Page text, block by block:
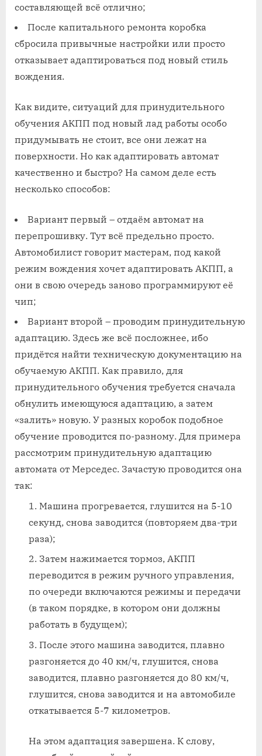
составляющей всё отлично;
После капитального ремонта коробка
сбросила привычные настройки или просто
отказывает адаптироваться под новый стиль
вождения.
Как видите, ситуаций для принудительного
обучения АКПП под новый лад работы особо
придумывать не стоит, все они лежат на
поверхности. Но как адаптировать автомат
качественно и быстро? На самом деле есть
несколько способов:
Вариант первый – отдаём автомат на
перепрошивку. Тут всё предельно просто.
Автомобилист говорит мастерам, под какой
режим вождения хочет адаптировать АКПП, а
они в свою очередь заново программируют её
чип;
Вариант второй – проводим принудительную
адаптацию. Здесь же всё посложнее, ибо
придётся найти техническую документацию на
обучаемую АКПП. Как правило, для
принудительного обучения требуется сначала
обнулить имеющуюся адаптацию, а затем
«залить» новую. У разных коробок подобное
обучение проводится по-разному. Для примера
рассмотрим принудительную адаптацию
автомата от Мерседес. Зачастую проводится она
так:
Машина прогревается, глушится на 5-10
секунд, снова заводится (повторяем два-три
раза);
Затем нажимается тормоз, АКПП
переводится в режим ручного управления,
по очереди включаются режимы и передачи
(в таком порядке, в котором они должны
работать в будущем);
После этого машина заводится, плавно
разгоняется до 40 км/ч, глушится, снова
заводится, плавно разгоняется до 80 км/ч,
глушится, снова заводится и на автомобиле
откатывается 5-7 километров.
На этом адаптация завершена. К слову,